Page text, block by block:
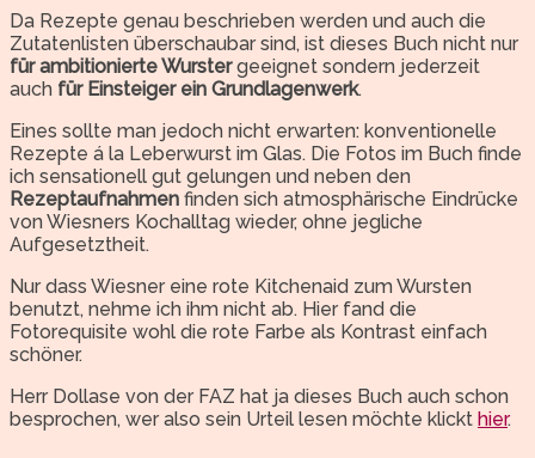
Da Rezepte genau beschrieben werden und auch die
Zutatenlisten überschaubar sind, ist dieses Buch nicht nur
für ambitionierte Wurstergeeignet sondern jederzeit
auch für Einsteiger ein Grundlagenwerk.
Eines sollte man jedoch nicht erwarten: konventionelle
Rezepte á la Leberwurst im Glas. Die Fotos im Buch finde
ich sensationell gut gelungen und neben den
Rezeptaufnahmen finden sich atmosphärische Eindrücke
von Wiesners Kochalltag wieder, ohne jegliche
Aufgesetztheit.
Nur dass Wiesner eine rote Kitchenaid zum Wursten
benutzt, nehme ich ihm nicht ab. Hier fand die
Fotorequisite wohl die rote Farbe als Kontrast einfach
schöner.
Herr Dollase von der FAZ hat ja dieses Buch auch schon
besprochen, wer also sein Urteil lesen möchte klickt hier.